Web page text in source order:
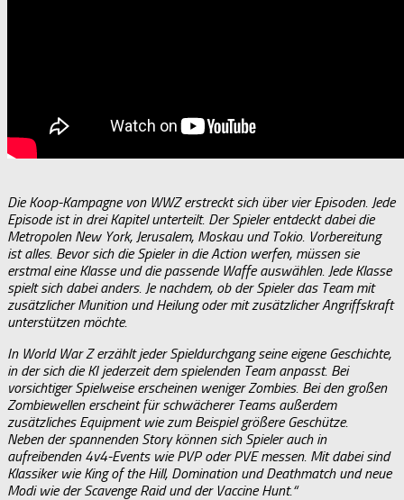
Die Koop-Kampagne von WWZ erstreckt sich über vier Episoden. Jede
Episode ist in drei Kapitel unterteilt. Der Spieler entdeckt dabei die
Metropolen New York, Jerusalem, Moskau und Tokio. Vorbereitung
ist alles. Bevor sich die Spieler in die Action werfen, müssen sie
erstmal eine Klasse und die passende Waffe auswählen. Jede Klasse
spielt sich dabei anders. Je nachdem, ob der Spieler das Team mit
zusätzlicher Munition und Heilung oder mit zusätzlicher Angriffskraft
unterstützen möchte.
In World War Z erzählt jeder Spieldurchgang seine eigene Geschichte,
in der sich die KI jederzeit dem spielenden Team anpasst. Bei
vorsichtiger Spielweise erscheinen weniger Zombies. Bei den großen
Zombiewellen erscheint für schwächerer Teams außerdem
zusätzliches Equipment wie zum Beispiel größere Geschütze.
Neben der spannenden Story können sich Spieler auch in
aufreibenden 4v4-Events wie PVP oder PVE messen. Mit dabei sind
Klassiker wie King of the Hill, Domination und Deathmatch und neue
Modi wie der Scavenge Raid und der Vaccine Hunt.“